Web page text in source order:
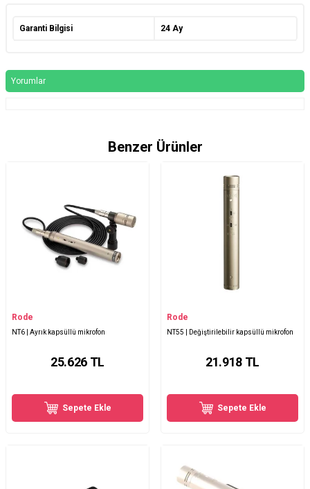
Garanti Bilgisi 24 Ay
Yorumlar
Benzer Ürünler
Rode
NT6 | Ayrık kapsüllü mikrofon
25.626TL
Sepete Ekle
Rode
NT55 | Değiştirilebilir kapsüllü mikrofon
21.918TL
Sepete Ekle